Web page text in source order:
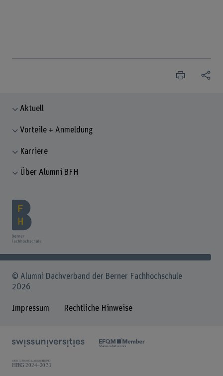
Aktuell
Vorteile + Anmeldung
Karriere
Über Alumni BFH
© Alumni Dachverband der Berner Fachhochschule
2026
Impressum Rechtliche Hinweise